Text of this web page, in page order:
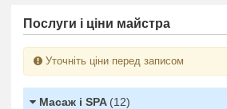
Послуги і ціни майстра
Уточніть ціни перед записом
Масаж і SPA (12)